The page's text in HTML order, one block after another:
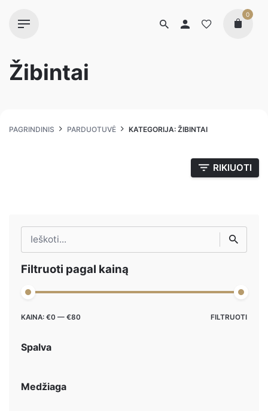
0
Žibintai
PAGRINDINIS PARDUOTUVĖ KATEGORIJA: ŽIBINTAI
RIKIUOTI
Ieškoti
Filtruoti pagal kainą
Min
Maks
FILTRUOTI
KAINA: €0 — €80
Spalva
Medžiaga